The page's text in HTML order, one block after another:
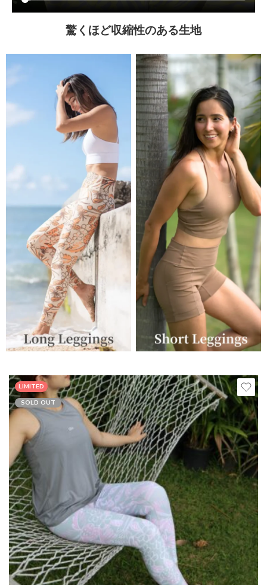
驚くほど収縮性のある生地
LIMITED
SOLD OUT